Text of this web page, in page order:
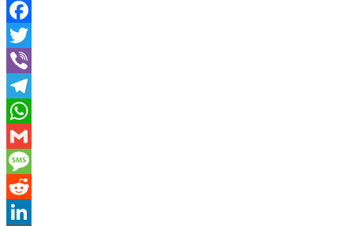
Facebook
Twitter
Viber
Telegram
WhatsApp
Gmail
Message
Reddit